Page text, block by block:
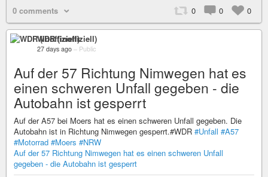
0 comments 0 0 0
WDR (inoffiziell)
27 days ago – Public
Auf der 57 Richtung Nimwegen hat es
einen schweren Unfall gegeben - die
Autobahn ist gesperrt
Auf der A57 bei Moers hat es einen schweren Unfall gegeben. Die
Autobahn ist in Richtung Nimwegen gesperrt.#WDR #Unfall #A57
#Motorrad #Moers #NRW
Auf der 57 Richtung Nimwegen hat es einen schweren Unfall
gegeben - die Autobahn ist gesperrt